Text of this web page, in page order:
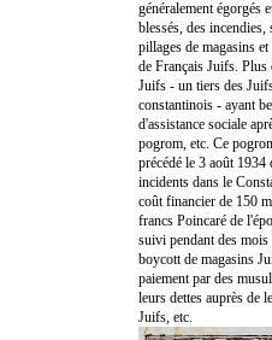
généralement égorgés
blessés, des incendies,
pillages de magasins
de Français Juifs. Plus
Juifs - un tiers des
constantinois - ayant
d'assistance sociale
pogrom, etc. Ce
précédé le 3 août 1934
incidents dans le
coût financier de 150
francs Poincaré de
suivi pendant des mois
boycott de magasins
paiement par des
leurs dettes auprès de
Juifs, etc.